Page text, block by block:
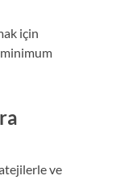
için
minimum
ve